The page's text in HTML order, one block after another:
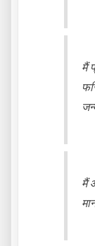
मैं
मैं